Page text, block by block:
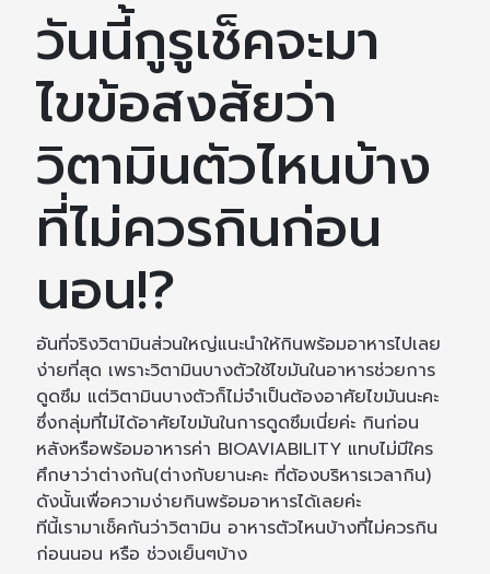
วันนี้กูรูเช็คจะมา
ไขข้อสงสัยว่า
วิตามินตัวไหนบ้าง
ที่ไม่ควรกินก่อน
นอน!?
อันที่จริงวิตามินส่วนใหญ่แนะนำให้กินพร้อมอาหารไปเลย
ง่ายที่สุด เพราะวิตามินบางตัวใช้ไขมันในอาหารช่วยการ
ดูดซึม แต่วิตามินบางตัวก็ไม่จำเป็นต้องอาศัยไขมันนะคะ
ซึ่งกลุ่มที่ไม่ได้อาศัยไขมันในการดูดซึมเนี่ยค่ะ กินก่อน
หลังหรือพร้อมอาหารค่า BIOAVIABILITY แทบไม่มีใคร
ศึกษาว่าต่างกัน(ต่างกับยานะคะ ที่ต้องบริหารเวลากิน)
ดังนั้นเพื่อความง่ายกินพร้อมอาหารได้เลยค่ะ
ทีนี้เรามาเช็คกันว่าวิตามิน อาหารตัวไหนบ้างที่ไม่ควรกิน
ก่อนนอน หรือ ช่วงเย็นๆบ้าง